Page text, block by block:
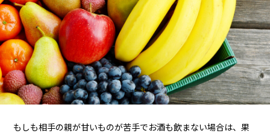
もしも相手の親が甘いものが苦手でお酒も飲まない場合は、果